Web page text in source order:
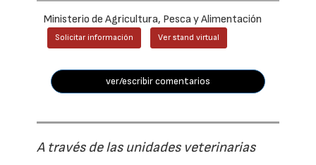
Ministerio de Agricultura, Pesca y Alimentación
Solicitar información Ver stand virtual
ver/escribir comentarios
A través de las unidades veterinarias